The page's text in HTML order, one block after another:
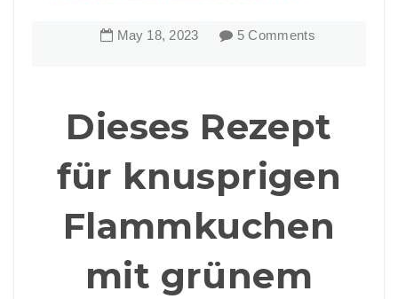
May 18, 2023 5 Comments
Dieses Rezept
für knusprigen
Flammkuchen
mit grünem